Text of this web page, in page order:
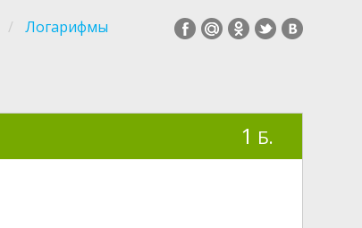
Логарифмы
1 Б.